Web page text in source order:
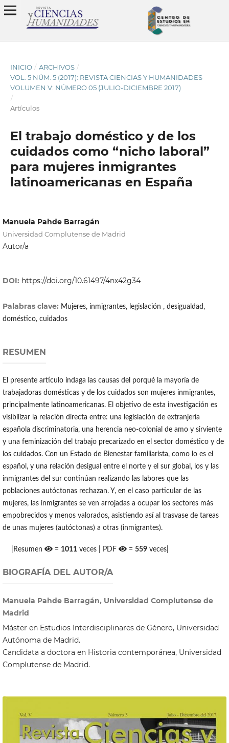
INICIO / ARCHIVOS /
VOL. 5 NÚM. 5 (2017): REVISTA CIENCIAS Y HUMANIDADES
VOLUMEN V: NÚMERO 05 (JULIO-DICIEMBRE 2017)
/
Artículos
El trabajo doméstico y de los
cuidados como “nicho laboral”
para mujeres inmigrantes
latinoamericanas en España
Manuela Pahde Barragán
Universidad Complutense de Madrid
Autor/a
DOI: https://doi.org/10.61497/4nx42g34
Palabras clave: Mujeres, inmigrantes, legislación , desigualdad,
doméstico, cuidados
RESUMEN
El presente artículo indaga las causas del porqué la mayoría de
trabajadoras domésticas y de los cuidados son mujeres inmigrantes,
principalmente latinoamericanas. El objetivo de esta investigación es
visibilizar la relación directa entre: una legislación de extranjería
española discriminatoria, una herencia neo-colonial de amo y sirviente
y una feminización del trabajo precarizado en el sector doméstico y de
los cuidados. Con un Estado de Bienestar familiarista, como lo es el
español, y una relación desigual entre el norte y el sur global, los y las
inmigrantes del sur continúan realizando las labores que las
poblaciones autóctonas rechazan. Y, en el caso particular de las
mujeres, las inmigrantes se ven arrojadas a ocupar los sectores más
empobrecidos y menos valorados, asistiendo así al trasvase de tareas
de unas mujeres (autóctonas) a otras (inmigrantes).
|Resumen = 1011 veces | PDF =559 veces|
BIOGRAFÍA DEL AUTOR/A
Manuela Pahde Barragán, Universidad Complutense de
Madrid
Máster en Estudios Interdisciplinares de Género, Universidad
Autónoma de Madrid.
Candidata a doctora en Historia contemporánea, Universidad
Complutense de Madrid.